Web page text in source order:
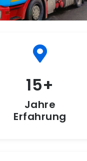
15
Jahre
Erfahrung